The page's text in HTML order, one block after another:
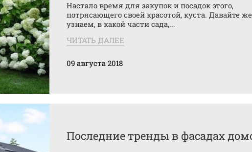
Настало время для закупок и посадок этого,
потрясающего своей красотой, куста. Давайте же
узнаем, в какой части сада,...
ЧИТАТЬ ДАЛЕЕ
09 августа 2018
Последние тренды в фасадах